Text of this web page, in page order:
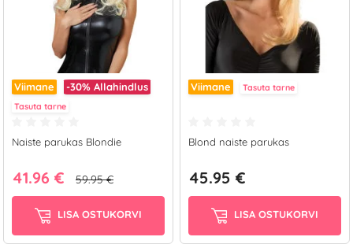
Viimane -30% Allahindlus
Tasuta tarne
Naiste parukas Blondie
41.96 € 59.95 €
LISA OSTUKORVI
Viimane Tasuta tarne
Blond naiste parukas
45.95 €
LISA OSTUKORVI